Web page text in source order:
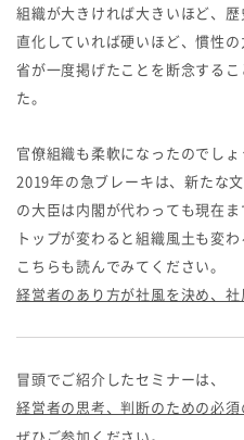
組織が大きければ大きいほど、
直化していれば硬いほど、慣性
省が一度掲げたことを断念する
た。
官僚組織も柔軟になったのでしょ
2019年の急ブレーキは、新たな
の大臣は内閣が代わっても現在ま
トップが変わると組織風土も変わ
こちらも読んでみてください。
経営者のあり方が社風を決め、
冒頭でご紹介したセミナーは、
経営者の思考、判断のための必
ぜひご参加ください。